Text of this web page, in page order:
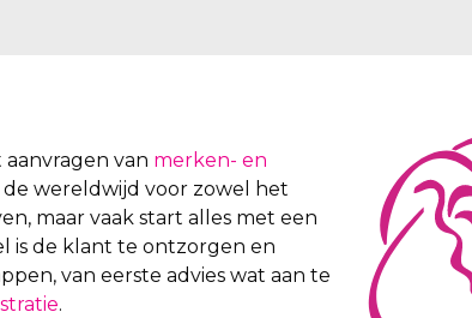
aanvragen van merken- en
de wereldwijd voor zowel het
maar vaak start alles met een
is de klant te ontzorgen en
van eerste advies wat aan te
.